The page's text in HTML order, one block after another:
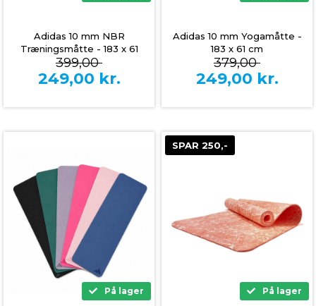
Adidas 10 mm NBR
Træningsmåtte - 183 x 61
cm
399,00
249,00 kr.
Adidas 10 mm Yogamåtte -
183 x 61 cm
379,00
249,00 kr.
På lager
SPAR 250,-
På lager